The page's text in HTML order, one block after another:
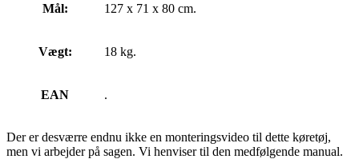
Mål: 127 x 71 x 80 cm.
Vægt: 18 kg.
EAN .
Der er desværre endnu ikke en monteringsvideo til dette køretøj,
men vi arbejder på sagen. Vi henviser til den medfølgende manual.